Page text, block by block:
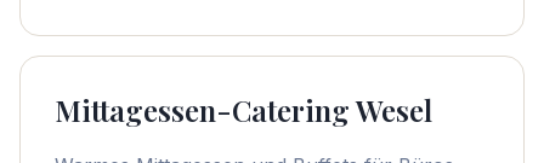
Mittagessen-Catering Wesel